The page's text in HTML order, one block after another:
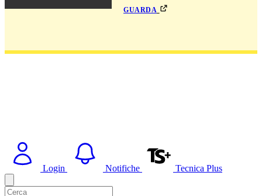
guarda
Login Notifiche Tecnica Plus